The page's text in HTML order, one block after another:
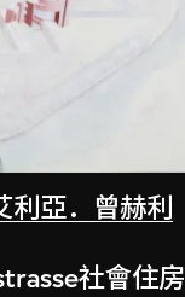
利亞．曾赫利
社會住房